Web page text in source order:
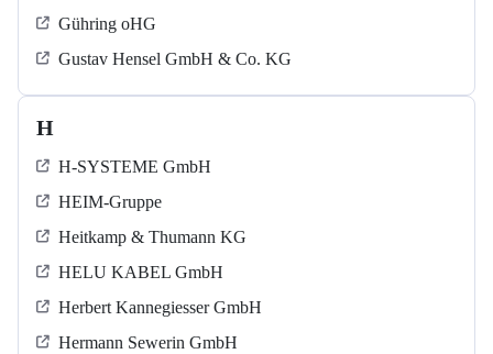
Gühring oHG
Gustav Hensel GmbH & Co. KG
H
H-SYSTEME GmbH
HEIM-Gruppe
Heitkamp & Thumann KG
HELU KABEL GmbH
Herbert Kannegiesser GmbH
Hermann Sewerin GmbH